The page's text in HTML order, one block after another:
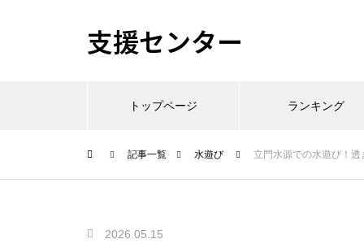
支援センター
トップページ ランキング
記事一覧 水遊び 立門水源での水遊び！透
2026.05.15